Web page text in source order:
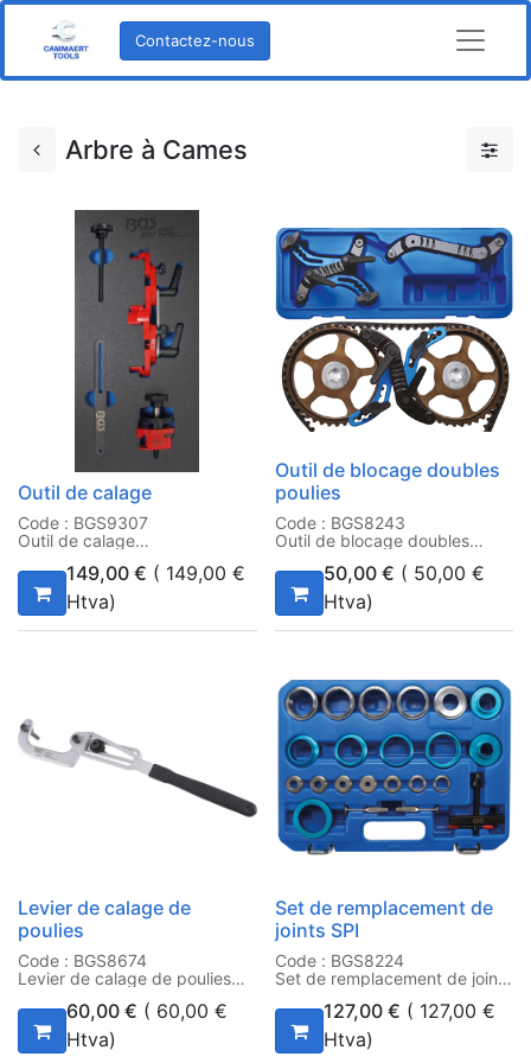
Contactez-nous
Arbre à Cames
Outil de calage
Code : BGS9307
Outil de calage
149,00 € ( 149,00 €
Htva)
Outil de blocage doubles
poulies
Code : BGS8243
Outil de blocage doubles
50,00€ ( 50,00 €
Htva)
Levier de calage de
poulies
Code : BGS8674
Levier de calage de poulies
60,00 € ( 60,00 €
Htva)
Set de remplacement de
joints SPI
Code : BGS8224
Set de remplacement de joints
127,00€ ( 127,00 €
Htva)